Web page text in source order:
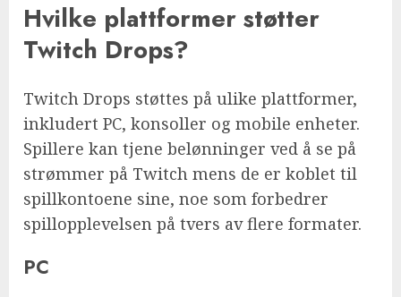
Hvilke plattformer støtter
Twitch Drops?
Twitch Drops støttes på ulike plattformer,
inkludert PC, konsoller og mobile enheter.
Spillere kan tjene belønninger ved å se på
strømmer på Twitch mens de er koblet til
spillkontoene sine, noe som forbedrer
spillopplevelsen på tvers av flere formater.
PC